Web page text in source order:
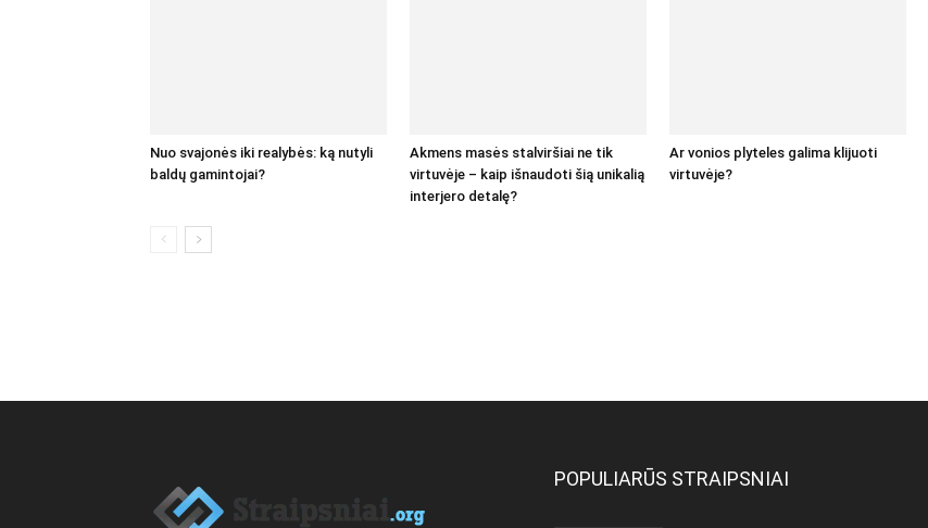
Nuo svajonės iki realybės: ką nutyli
baldų gamintojai?
Akmens masės stalviršiai ne tik
virtuvėje – kaip išnaudoti šią unikalią
interjero detalę?
Ar vonios plyteles galima klijuoti
virtuvėje?
POPULIARŪS STRAIPSNIAI